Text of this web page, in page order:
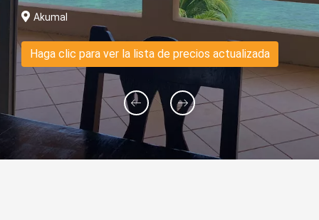
Akumal
Haga clic para ver la lista de precios actualizada